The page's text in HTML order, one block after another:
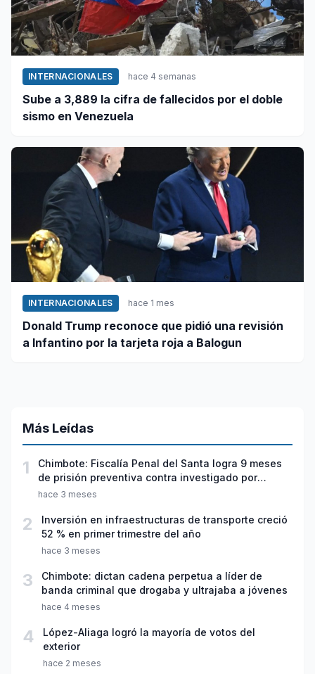
INTERNACIONALES hace 4 semanas
Sube a 3,889 la cifra de fallecidos por el doble
sismo en Venezuela
INTERNACIONALES hace 1 mes
Donald Trump reconoce que pidió una revisión
a Infantino por la tarjeta roja a Balogun
Más Leídas
1
Chimbote: Fiscalía Penal del Santa logra 9 meses
de prisión preventiva contra investigado por
violación sexual y tentativa de feminicidio
hace 3 meses
2
Inversión en infraestructuras de transporte creció
52 % en primer trimestre del año
hace 3 meses
3
Chimbote: dictan cadena perpetua a líder de
banda criminal que drogaba y ultrajaba a jóvenes
hace 4 meses
4
López-Aliaga logró la mayoría de votos del
exterior
hace 2 meses